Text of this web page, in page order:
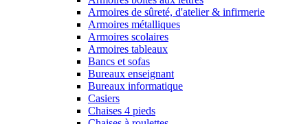
Armoires de sûreté, d'atelier & infirmerie
Armoires métalliques
Armoires scolaires
Armoires tableaux
Bancs et sofas
Bureaux enseignant
Bureaux informatique
Casiers
Chaises 4 pieds